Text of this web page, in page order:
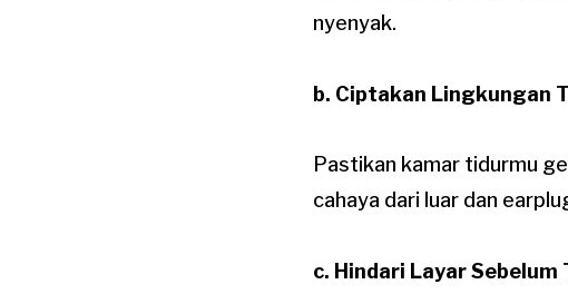
nyenyak.
b. Ciptakan Lingkungan
Pastikan kamar tidurmu
cahaya dari luar dan
c. Hindari Layar Sebelum